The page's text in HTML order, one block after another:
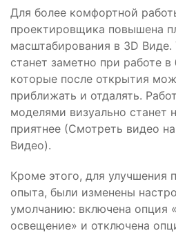
Для более комфортной
проектировщика повышена
масштабирования в 3D
станет заметно при работе
которые после открытия
приближать и отдалять.
моделями визуально станет
приятнее (Смотреть видео
Видео).
Кроме этого, для улучшения
опыта, были изменены
умолчанию: включена опция
освещение» и отключена